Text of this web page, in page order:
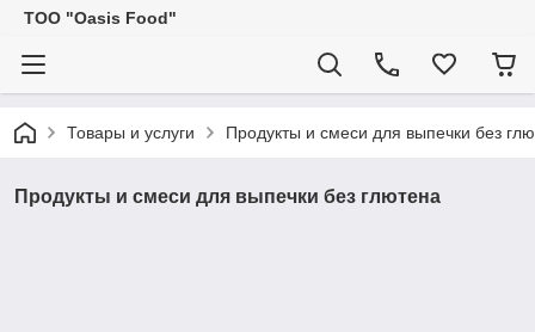
ТОО "Oasis Food"
Товары и услуги Продукты и смеси для выпечки без
Продукты и смеси для выпечки без глютена